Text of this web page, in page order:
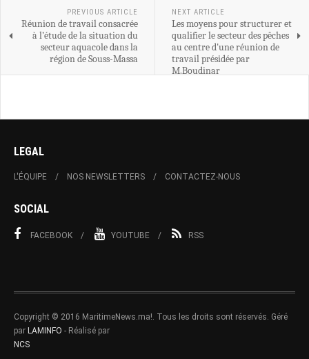
PREVIOUS ARTICLE
Réunion de travail consacrée
à l’étude de la situation du
secteur aquacole dans la
région de Souss-Massa
NEXT ARTICLE
Les moyens pour structurer et
qualifier le secteur des pêches
au centre d'une réunion de
travail présidée par
M.Boudinar
LEGAL
L'ÉQUIPE NOS NEWSLETTERS CONTACTEZ-NOUS
SOCIAL
FACEBOOK YOUTUBE RSS
Copyright © 2016 MaritimeNews.ma!. Tous les droits sont réservés. Géré
par LAMINFO - Réalisé par
NCS